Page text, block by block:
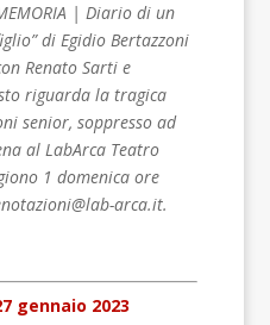
| Diario di un
di Egidio Bertazzoni
Renato Sarti e
riguarda la tragica
senior, soppresso ad
al LabArca Teatro
1 domenica ore
arca.it.
gennaio 2023